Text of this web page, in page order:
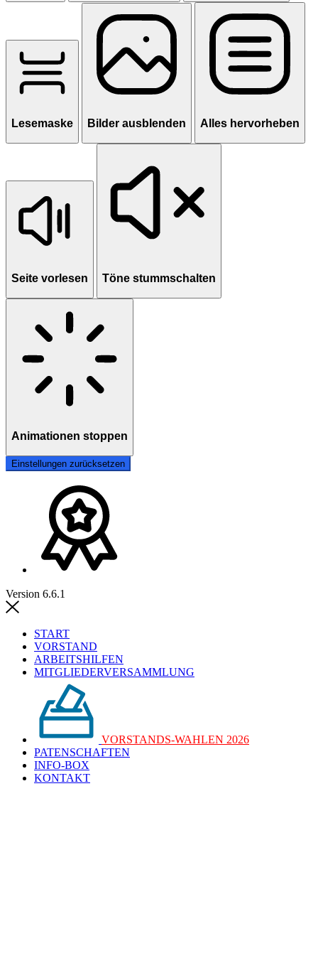
Lesemaske Bilder ausblenden Alles hervorheben
Seite vorlesen Töne stummschalten
Animationen stoppen
Einstellungen zurücksetzen
Version 6.6.1
START
VORSTAND
ARBEITSHILFEN
MITGLIEDERVERSAMMLUNG
VORSTANDS-WAHLEN 2026
PATENSCHAFTEN
INFO-BOX
KONTAKT